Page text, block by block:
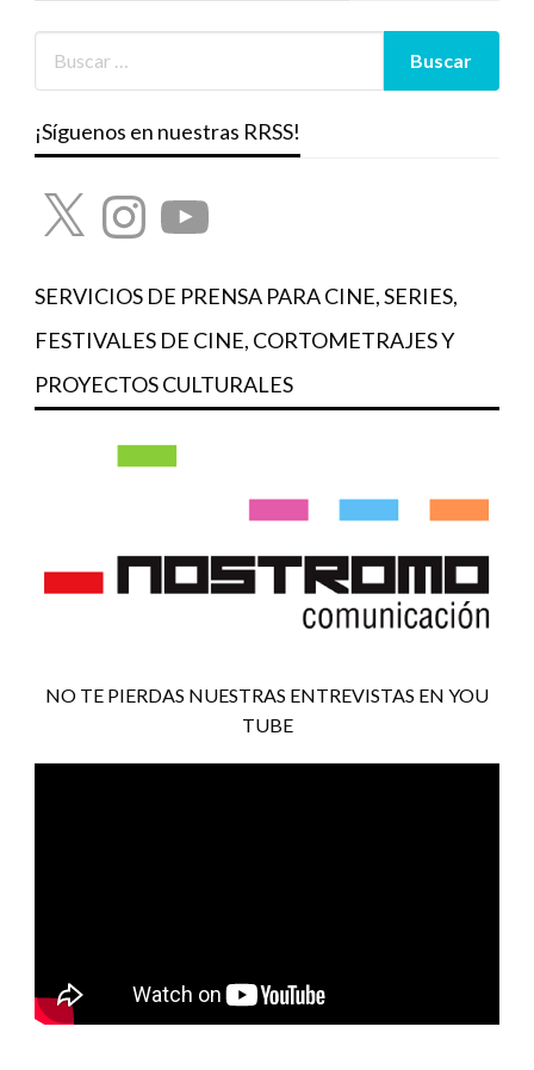
¡Síguenos en nuestras RRSS!
X InstagramYouTube
SERVICIOS DE PRENSA PARA CINE, SERIES,
FESTIVALES DE CINE, CORTOMETRAJES Y
PROYECTOS CULTURALES
NO TE PIERDAS NUESTRAS ENTREVISTAS EN YOU
TUBE